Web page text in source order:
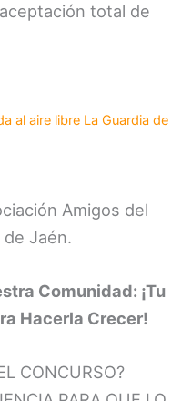
total de
al aire libre La Guardia de
Amigos del
de Jaén.
Comunidad: ¡Tu
Hacerla Crecer!
CONCURSO?